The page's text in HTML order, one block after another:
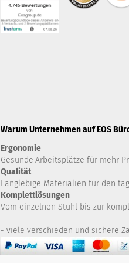
Warum Unternehmen auf EOS
Ergonomie
Gesunde Arbeitsplätze für mehr
Qualität
Langlebige Materialien für den
Komplettlösungen
Vom einzelnen Stuhl bis zur
- viele verschieden und sichere